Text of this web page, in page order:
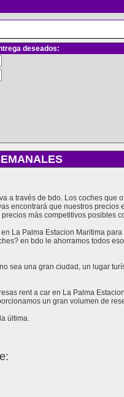
deseados:
a través de bdo. Los coches que
encontrará que nuestros
más competitivos posibles
La Palma Estacion Maritima
en bdo le ahorramos todos
sea una gran ciudad, un lugar
rent a car en La Palma
un gran volumen de
última.